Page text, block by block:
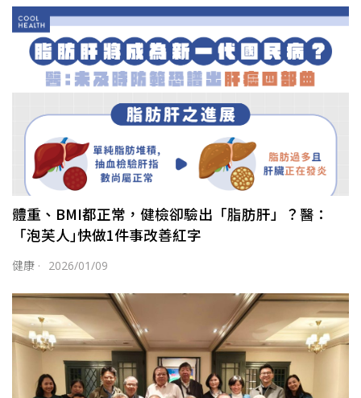
體重、BMI都正常，健檢卻驗出「脂肪肝」？醫：
「泡芙人｣快做1件事改善紅字
健康 · 2026/01/09